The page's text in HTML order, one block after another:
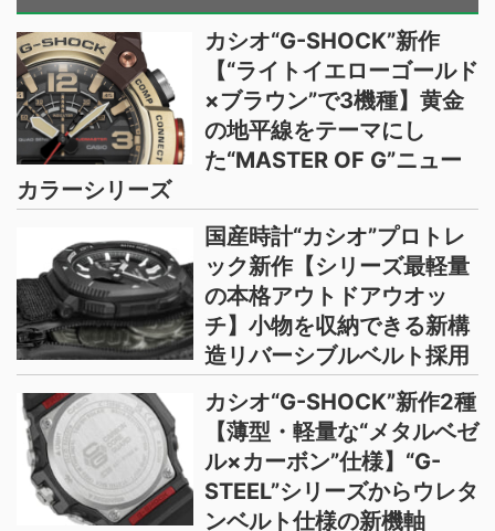
カシオ“G-SHOCK”新作
【“ライトイエローゴールド
×ブラウン”で3機種】黄金
の地平線をテーマにし
た“MASTER OF G”ニュー
カラーシリーズ
国産時計“カシオ”プロトレ
ック新作【シリーズ最軽量
の本格アウトドアウオッ
チ】小物を収納できる新構
造リバーシブルベルト採用
カシオ“G-SHOCK”新作2種
【薄型・軽量な“メタルベゼ
ル×カーボン”仕様】“G-
STEEL”シリーズからウレタ
ンベルト仕様の新機軸